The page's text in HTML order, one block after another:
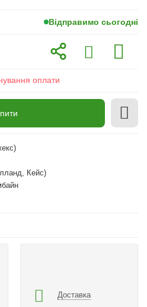
Відправимо сьогодні
оплати
Кейс)
Доставка